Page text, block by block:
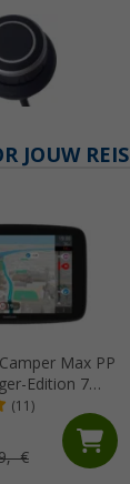
JOUW REIS
Max PP
Edition 7
(11)
€